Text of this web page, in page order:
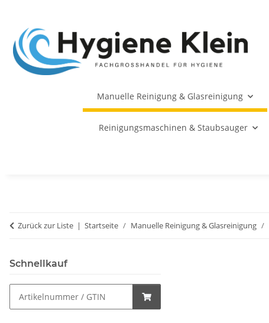
Manuelle Reinigung & Glasreinigung
Reinigungsmaschinen & Staubsauger
Zurück zur Liste Startseite Manuelle Reinigung & Glasreinigung
Schnellkauf